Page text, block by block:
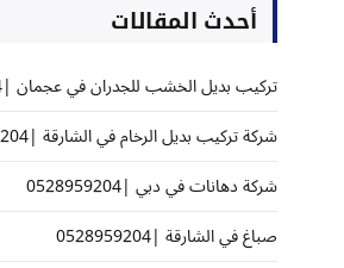
أحدث المقالات
تركيب بديل الخشب للجدران في عجمان |0528959204
شركة تركيب بديل الرخام في الشارقة |0528959204
شركة دهانات في دبي |0528959204
صباغ في الشارقة |0528959204